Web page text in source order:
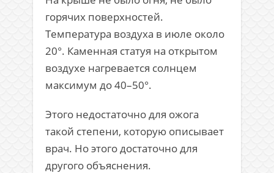
горячих поверхностей.
Температура воздуха в июле около
20°. Каменная статуя на открытом
воздухе нагревается солнцем
максимум до 40–50°.
Этого недостаточно для ожога
такой степени, которую описывает
врач. Но этого достаточно для
другого объяснения.